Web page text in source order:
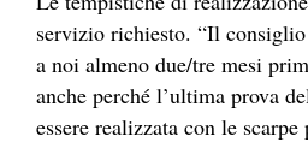
servizio richiesto. “Il
a noi almeno due/tre mesi
anche perché l’ultima prova
essere realizzata con le scarpe